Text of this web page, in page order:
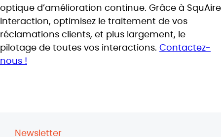
optique d’amélioration continue. Grâce à SquAire
Interaction, optimisez le traitement de vos
réclamations clients, et plus largement, le
pilotage de toutes vos interactions. Contactez-
nous !
Newsletter